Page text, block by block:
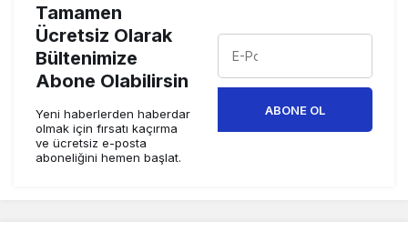
Tamamen
Ücretsiz Olarak
Bültenimize
Abone Olabilirsin
Yeni haberlerden haberdar
olmak için fırsatı kaçırma
ve ücretsiz e-posta
aboneliğini hemen başlat.
ABONE OL